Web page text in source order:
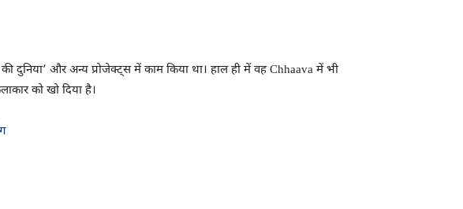
की दुनिया’ और अन्य प्रोजेक्ट्स में काम किया था। हाल ही में वह Chhaava में भी
को खो दिया है।